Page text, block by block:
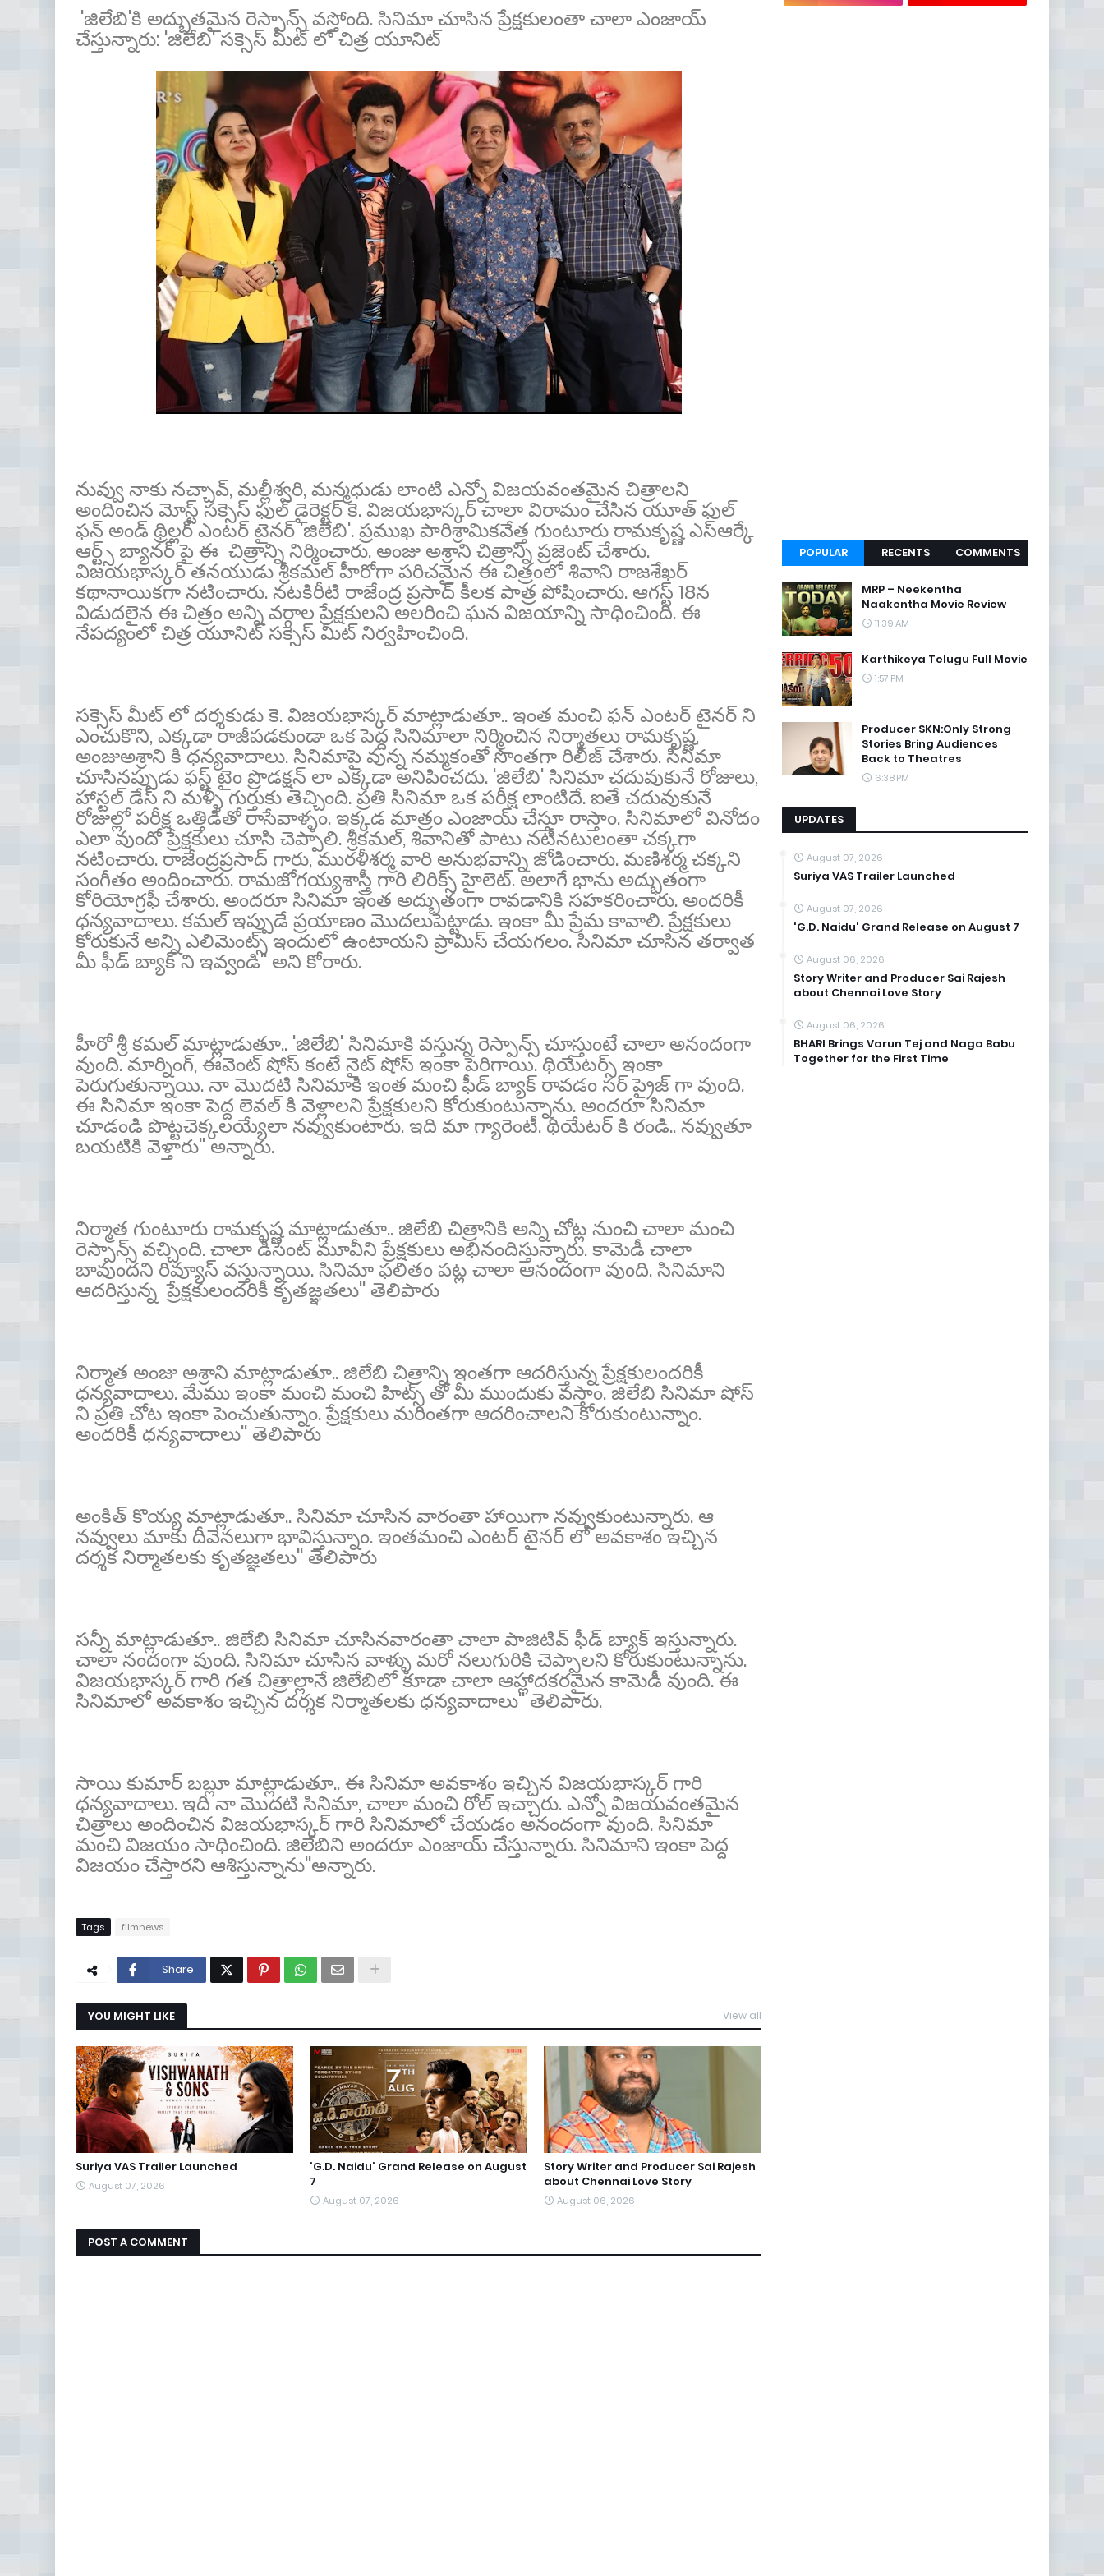
'జిలేబి'కి అద్భుతమైన రెస్పాన్స్ వస్తోంది. సినిమా చూసిన ప్రేక్షకులంతా చాలా ఎంజాయ్
చేస్తున్నారు: 'జిలేబి' సక్సెస్ మీట్ లో చిత్ర యూనిట్
నువ్వు నాకు నచ్చావ్, మల్లీశ్వరి, మన్మధుడు లాంటి ఎన్నో విజయవంతమైన చిత్రాలని
అందించిన మోస్ట్ సక్సెస్ ఫుల్ డైరెక్టర్ కె. విజ‌య‌భాస్కర్ చాలా విరామం చేసిన యూత్ ఫుల్
ఫన్ అండ్ థ్రిల్లర్ ఎంటర్ టైనర్ 'జిలేబి'. ప్రముఖ పారిశ్రామికవేత్త గుంటూరు రామకృష్ణ ఎస్ఆర్కే
ఆర్ట్స్ బ్యానర్ పై ఈ చిత్రాన్ని నిర్మించారు. అంజు అశ్రాని చిత్రాన్ని ప్రజెంట్ చేశారు.
విజ‌య‌భాస్కర్ త‌న‌యుడు శ్రీకమల్ హీరోగా పరిచమైన ఈ చిత్రంలో శివాని రాజశేఖర్
కథానాయికగా నటించారు. నటకిరీటి రాజేంద్ర ప్రసాద్ కీలక పాత్ర పోషించారు. ఆగస్ట్ 18న
విడుదలైన ఈ చిత్రం అన్ని వర్గాల ప్రేక్షకులని అలరించి ఘన విజయాన్ని సాధించింది. ఈ
నేపద్యంలో చిత్ర యూనిట్ సక్సెస్ మీట్ నిర్వహించింది.
సక్సెస్ మీట్ లో దర్శకుడు కె. విజ‌య‌భాస్కర్ మాట్లాడుతూ.. ఇంత మంచి ఫన్ ఎంటర్ టైనర్ ని
ఎంచుకొని, ఎక్కడా రాజీపడకుండా ఒక పెద్ద సినిమాలా నిర్మించిన నిర్మాతలు రామకృష్ణ,
అంజుఅశ్రాని కి ధన్యవాదాలు. సినిమాపై వున్న నమ్మకంతో సొంతగా రిలీజ్ చేశారు. సినిమా
చూసినప్పుడు ఫస్ట్ టైం ప్రొడక్షన్ లా ఎక్కడా అనిపించదు. 'జిలేబి' సినిమా చదువుకునే రోజులు,
హాస్టల్ డేస్ ని మళ్ళీ గుర్తుకు తెచ్చింది. ప్రతి సినిమా ఒక పరీక్ష లాంటిదే. ఐతే చదువుకునే
రోజుల్లో పరీక్ష ఒత్తిడితో రాసేవాళ్ళం. ఇక్కడ మాత్రం ఎంజాయ్ చేస్తూ రాస్తాం. సినిమాలో వినోదం
ఎలా వుందో ప్రేక్షకులు చూసి చెప్పాలి. శ్రీకమల్, శివానితో పాటు నటీనటులంతా చక్కగా
నటించారు. రాజేంద్రప్రసాద్ గారు, మురళీశర్మ వారి అనుభవాన్ని జోడించారు. మణిశర్మ చక్కని
సంగీతం అందించారు. రామజోగయ్యశాస్త్రీ గారి లిరిక్స్ హైలెట్. అలాగే భాను అద్భుతంగా
కోరియోగ్రఫీ చేశారు. అందరూ సినిమా ఇంత అద్భుతంగా రావడానికి సహకరించారు. అందరికీ
ధన్యవాదాలు. కమల్ ఇప్పుడే ప్రయాణం మొదలుపెట్టాడు. ఇంకా మీ ప్రేమ కావాలి. ప్రేక్షకులు
కోరుకునే అన్ని ఎలిమెంట్స్ ఇందులో ఉంటాయని ప్రామిస్ చేయగలం. సినిమా చూసిన తర్వాత
మీ ఫీడ్ బ్యాక్ ని ఇవ్వండి'' అని కోరారు.
హీరో శ్రీ కమల్ మాట్లాడుతూ.. 'జిలేబి' సినిమాకి వస్తున్న రెస్పాన్స్ చూస్తుంటే చాలా అనందంగా
వుంది. మార్నింగ్, ఈవెంట్ షోస్ కంటే నైట్ షోస్ ఇంకా పెరిగాయి. థియేటర్స్ ఇంకా
పెరుగుతున్నాయి. నా మొదటి సినిమాకి ఇంత మంచి ఫీడ్ బ్యాక్ రావడం సర్ ప్రైజ్ గా వుంది.
ఈ సినిమా ఇంకా పెద్ద లెవల్ కి వెళ్లాలని ప్రేక్షకులని కోరుకుంటున్నాను. అందరూ సినిమా
చూడండి పొట్టచెక్కలయ్యేలా నవ్వుకుంటారు. ఇది మా గ్యారెంటీ. థియేటర్ కి రండి.. నవ్వుతూ
బయటికి వెళ్తారు'' అన్నారు.
నిర్మాత గుంటూరు రామకృష్ణ మాట్లాడుతూ.. జిలేబి చిత్రానికి అన్ని చోట్ల నుంచి చాలా మంచి
రెస్పాన్స్ వచ్చింది. చాలా డీసెంట్ మూవీని ప్రేక్షకులు అభినందిస్తున్నారు. కామెడీ చాలా
బావుందని రివ్యూస్ వస్తున్నాయి. సినిమా ఫలితం పట్ల చాలా ఆనందంగా వుంది. సినిమాని
ఆదరిస్తున్న ప్రేక్షకులందరికీ కృతజ్ఞతలు'' తెలిపారు
నిర్మాత అంజు అశ్రాని మాట్లాడుతూ.. జిలేబి చిత్రాన్ని ఇంతగా ఆదరిస్తున్న ప్రేక్షకులందరికీ
ధన్యవాదాలు. మేము ఇంకా మంచి మంచి హిట్స్ తో మీ ముందుకు వస్తాం. జిలేబి సినిమా షోస్
ని ప్రతి చోట ఇంకా పెంచుతున్నాం. ప్రేక్షకులు మరింతగా ఆదరించాలని కోరుకుంటున్నాం.
అందరికీ ధన్యవాదాలు'' తెలిపారు
అంకిత్ కొయ్య మాట్లాడుతూ.. సినిమా చూసిన వారంతా హాయిగా నవ్వుకుంటున్నారు. ఆ
నవ్వులు మాకు దీవెనలుగా భావిస్తున్నాం. ఇంతమంచి ఎంటర్ టైనర్ లో అవకాశం ఇచ్చిన
దర్శక నిర్మాతలకు కృతజ్ఞతలు'' తెలిపారు
సన్నీ మాట్లాడుతూ.. జిలేబి సినిమా చూసినవారంతా చాలా పాజిటివ్ ఫీడ్ బ్యాక్ ఇస్తున్నారు.
చాలా నందంగా వుంది. సినిమా చూసిన వాళ్ళు మరో నలుగురికి చెప్పాలని కోరుకుంటున్నాను.
విజ‌య‌భాస్కర్ గారి గత చిత్రాల్లానే జిలేబిలో కూడా చాలా ఆహ్లాదకరమైన కామెడీ వుంది. ఈ
సినిమాలో అవకాశం ఇచ్చిన దర్శక నిర్మాతలకు ధన్యవాదాలు'' తెలిపారు.
సాయి కుమార్ బబ్లూ మాట్లాడుతూ.. ఈ సినిమా అవకాశం ఇచ్చిన విజ‌య‌భాస్కర్ గారి
ధన్యవాదాలు. ఇది నా మొదటి సినిమా, చాలా మంచి రోల్ ఇచ్చారు. ఎన్నో విజయవంతమైన
చిత్రాలు అందించిన విజ‌య‌భాస్కర్ గారి సినిమాలో చేయడం అనందంగా వుంది. సినిమా
మంచి విజయం సాధించింది. జిలేబిని అందరూ ఎంజాయ్ చేస్తున్నారు. సినిమాని ఇంకా పెద్ద
విజయం చేస్తారని ఆశిస్తున్నాను''అన్నారు.
Tags filmnews
Share
YOU MIGHT LIKE View all
Suriya VAS Trailer Launched
August 07, 2026
'G.D. Naidu' Grand Release on August
7
August 07, 2026
Story Writer and Producer Sai Rajesh
about Chennai Love Story
August 06, 2026
POST A COMMENT
POPULAR RECENTS COMMENTS
MRP – Neekentha
Naakentha Movie Review
11:39 AM
Karthikeya Telugu Full Movie
1:57 PM
Producer SKN:Only Strong
Stories Bring Audiences
Back to Theatres
6:38 PM
UPDATES
August 07, 2026
Suriya VAS Trailer Launched
August 07, 2026
'G.D. Naidu' Grand Release on August 7
August 06, 2026
Story Writer and Producer Sai Rajesh
about Chennai Love Story
August 06, 2026
BHARI Brings Varun Tej and Naga Babu
Together for the First Time